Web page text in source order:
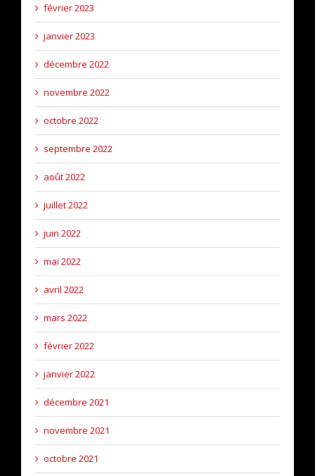
février 2023
janvier 2023
décembre 2022
novembre 2022
octobre 2022
septembre 2022
août 2022
juillet 2022
juin 2022
mai 2022
avril 2022
mars 2022
février 2022
janvier 2022
décembre 2021
novembre 2021
octobre 2021